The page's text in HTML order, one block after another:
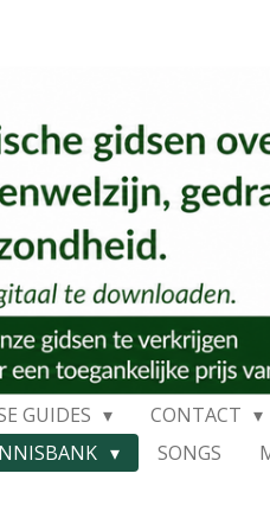
GUIDES CONTACT
SONGS